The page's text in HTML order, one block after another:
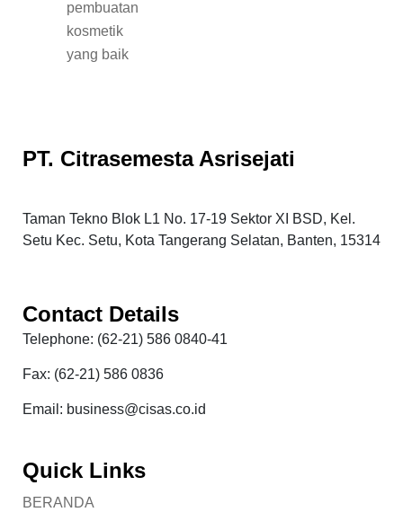
PT. Citrasemesta Asrisejati
Taman Tekno Blok L1 No. 17-19 Sektor XI BSD, Kel.
Setu Kec. Setu, Kota Tangerang Selatan, Banten, 15314
Contact Details
Telephone: (62-21) 586 0840-41
Fax: (62-21) 586 0836
Email: business@cisas.co.id
Quick Links
BERANDA